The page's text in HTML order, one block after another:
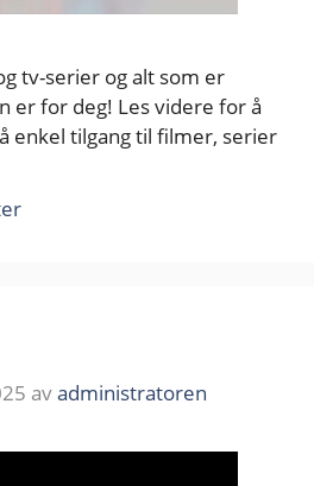
tv-serier og alt som er
er for deg! Les videre for å
enkel tilgang til filmer, serier
avadministratoren